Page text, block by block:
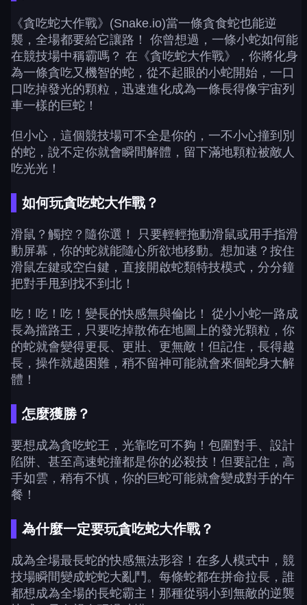
《貪吃蛇大作戰》(Snake.io)當一條貪食蛇也能逆
襲，全場都要給它讓路！ 你曾想過，一條小蛇如何能
在競技場中稱霸嗎？ 在《貪吃蛇大作戰》，你將化身
為一條貪吃又機智的蛇，從不起眼的小蛇開始，一口
口吃掉發光的顆粒，迅速進化成為一條長得像宇宙列
車一樣的巨蛇！
但小心，這個競技場可不全是你的，一不小心撞到別
的蛇，說不定你就會瞬間解體，留下滿地顆粒被敵人
吃光光！
如何玩貪吃蛇大作戰？
滑鼠？觸控？隨你選！ 只要輕輕拖動滑鼠或用手指滑
動屏幕，你的蛇就能隨心所欲地移動。想加速？按住
滑鼠左鍵或空白鍵，直接開啟蛇類特技模式，分分鐘
把對手甩到找不到北！
吃！吃！吃！變長的快感無與倫比！ 從小小蛇一路成
長為擋路王，只要吃掉散佈在地圖上的發光顆粒，你
的蛇就會變得更長、更壯、更無敵！但記住，長得越
長，操作就越困難，稍不留神可能就會來個蛇身大解
體！
怎麼獲勝？
要想成為貪吃蛇王，光靠吃可不夠！包圍對手、設計
陷阱、甚至高速蛇撞都是你的必殺技！但要記住，高
手如雲，稍有不慎，你的巨蛇可能就會變成對手的午
餐！
為什麼一定要玩貪吃蛇大作戰？
成為全場最長蛇的快感無法形容！在多人模式中，競
技場瞬間變成蛇蛇大亂鬥。每條蛇都在拼命拉長，誰
都想成為全場的長蛇霸主！那種從弱小到無敵的逆襲